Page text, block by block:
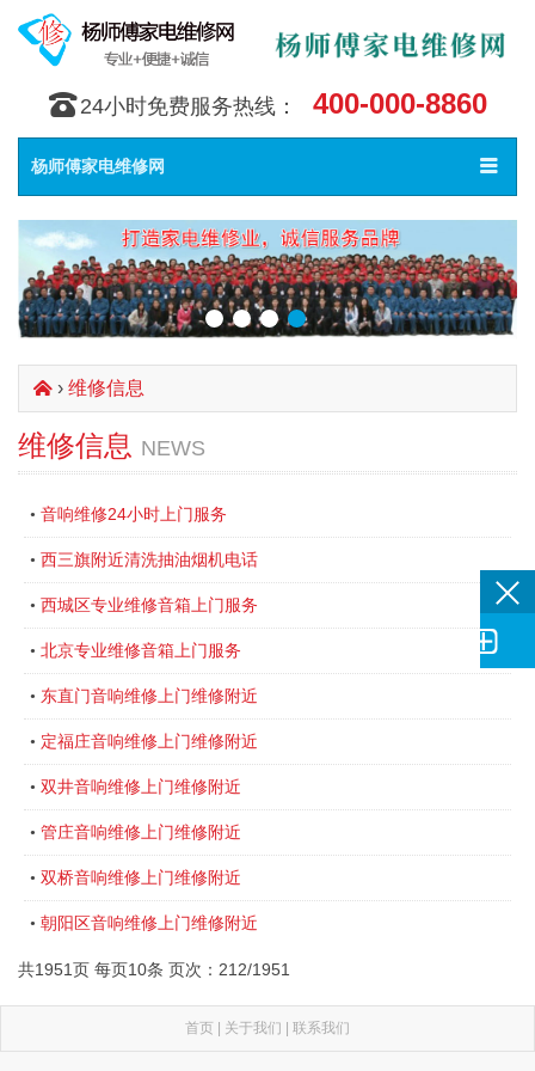
󰇯 24小时免费服务热线： 400-000-8860
Toggle
󰀥
杨师傅家电维修网
󰄫 › 维修信息
维修信息 NEWS
• 音响维修24小时上门服务
• 西三旗附近清洗抽油烟机电话
• 西城区专业维修音箱上门服务
• 北京专业维修音箱上门服务
• 东直门音响维修上门维修附近
• 定福庄音响维修上门维修附近
• 双井音响维修上门维修附近
• 管庄音响维修上门维修附近
• 双桥音响维修上门维修附近
• 朝阳区音响维修上门维修附近
共1951页 每页10条 页次：212/1951
首页 | 关于我们 | 联系我们
